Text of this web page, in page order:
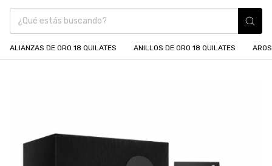
ALIANZAS DE ORO 18 QUILATES ANILLOS DE ORO 18 QUILATES